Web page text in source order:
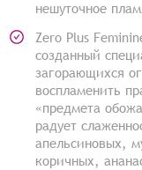
нешуточное
Zero Plus
созданный
загорающихся
воспламенить
«предмета
радует
апельсиновых,
коричных,